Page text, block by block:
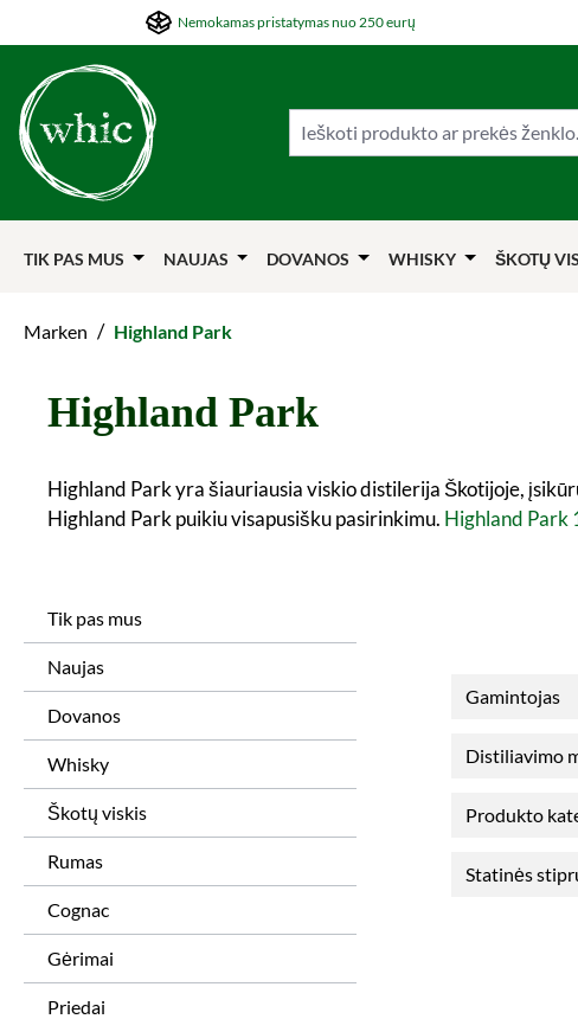
į pagrindinį turinį
Šokti į pagrindinę navigacijąNemokamas pristatymas nuo 250 eurų
TIK PAS MUS NAUJAS DOVANOS WHISKY ŠKOTŲ
Marken / Highland Park
Highland Park
Highland Park yra šiauriausia viskio distilerija Škotijoje,
Highland Park puikiu visapusišku pasirinkimu. Highland Park
Tik pas mus
Naujas
Dovanos
Whisky
Škotų viskis
Rumas
Cognac
Gėrimai
Priedai
Gamintojas
Distiliavimo
Produkto
Statinės